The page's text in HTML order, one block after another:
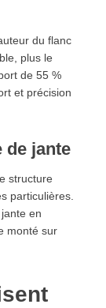
205/55
?
et pneus 4
du flanc
plus le
de 55 %
et précision
de jante
structure
particulières.
en
monté sur